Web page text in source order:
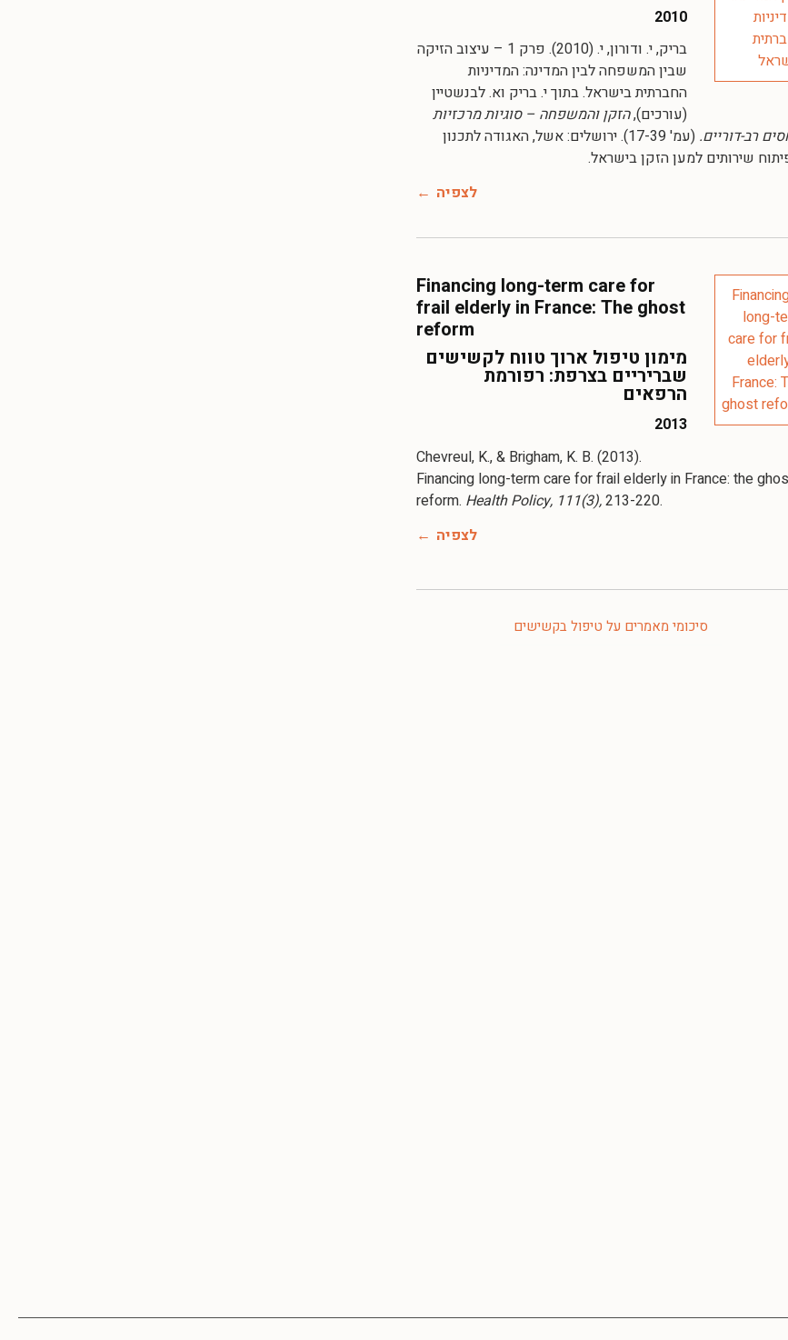
2010
בריק, י. ודורון, י. (2010). פרק 1 – עיצוב הזיקה
שבין המשפחה לבין המדינה: המדיניות
החברתית בישראל. בתוך י. בריק וא. לבנשטיין
(עורכים),הזקןוהמשפחה – סוגיות מרכזיות
רב-דוריים.
(עמ' 17-39). ירושלים: אשל, האגודה לתכנון
שירותים למען הזקן בישראל.
לצפיה
Financing long-term care for
frail elderly in France: The ghost
reform
מימון טיפול ארוך טווח לקשישים
שבריריים בצרפת: רפורמת
הרפאים
2013
Chevreul, K., & Brigham, K. B. (2013).
Financing long-term care for frail elderly in France: the
reform. Health Policy, 111(3),213-220.
לצפיה
סיכומי מאמרים על טיפול בקשישים